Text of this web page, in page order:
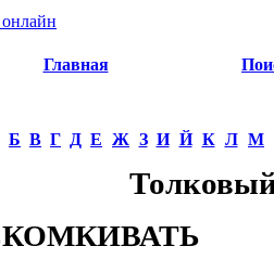
Главная
Б В Г Д Е Ж З И Й К Л М